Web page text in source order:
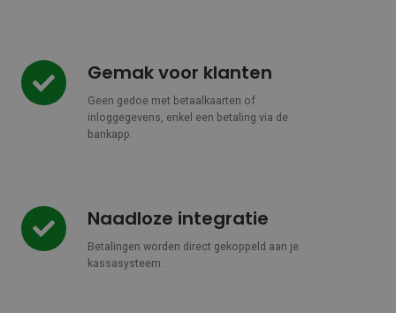
Gemak voor klanten
Geen gedoe met betaalkaarten of
inloggegevens, enkel een betaling via de
bankapp.
Gemak
voor
klanten
Naadloze integratie
Betalingen worden direct gekoppeld aan je
kassasysteem.
Naadloze
integratie